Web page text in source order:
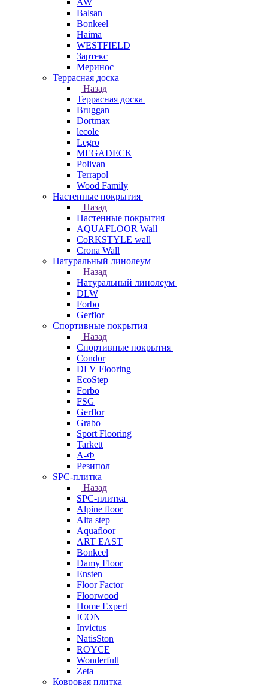
AW
Balsan
Bonkeel
Haima
WESTFIELD
Зартекс
Меринос
Террасная доска
Назад
Террасная доска
Bruggan
Dortmax
lecole
Legro
MEGADECK
Polivan
Terrapol
Wood Family
Настенные покрытия
Назад
Настенные покрытия
AQUAFLOOR Wall
CoRKSTYLE wall
Crona Wall
Натуральный линолеум
Назад
Натуральный линолеум
DLW
Forbo
Gerflor
Спортивные покрытия
Назад
Спортивные покрытия
Condor
DLV Flooring
EcoStep
Forbo
FSG
Gerflor
Grabo
Sport Flooring
Tarkett
А-Ф
Резипол
SPC-плитка
Назад
SPC-плитка
Alpine floor
Alta step
Aquafloor
ART EAST
Bonkeel
Damy Floor
Ensten
Floor Factor
Floorwood
Home Expert
ICON
Invictus
NatisSton
ROYCE
Wonderfull
Zeta
Ковровая плитка